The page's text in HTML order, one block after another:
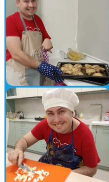
Search
for: